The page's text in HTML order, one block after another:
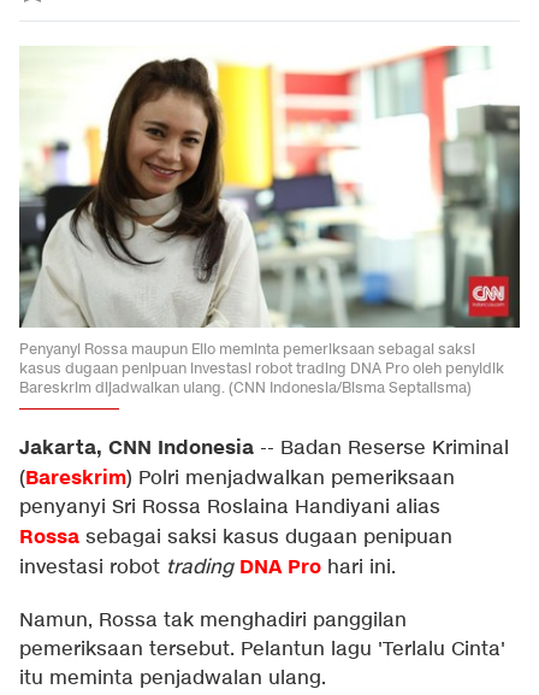
Penyanyi Rossa maupun Ello meminta pemeriksaan sebagai saksi
kasus dugaan penipuan investasi robot trading DNA Pro oleh penyidik
Bareskrim dijadwalkan ulang. (CNN Indonesia/Bisma Septalisma)
Jakarta, CNN Indonesia -- Badan Reserse Kriminal
(Bareskrim) Polri menjadwalkan pemeriksaan
penyanyi Sri Rossa Roslaina Handiyani alias
Rossa sebagai saksi kasus dugaan penipuan
investasi robot trading DNA Pro hari ini.
Namun, Rossa tak menghadiri panggilan
pemeriksaan tersebut. Pelantun lagu 'Terlalu Cinta'
itu meminta penjadwalan ulang.